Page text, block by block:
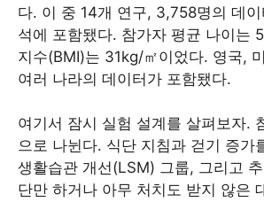
다. 이 중 14개 연구, 3,758명의 데
석에 포함됐다. 참가자 평균 나이는
지수(BMI)는 31kg/㎡이었다. 영국,
여러 나라의 데이터가 포함됐다.
여기서 잠시 실험 설계를 살펴보자.
으로 나뉜다. 식단 지침과 걷기 증가
생활습관 개선(LSM) 그룹, 그리고
단만 하거나 아무 처치도 받지 않은